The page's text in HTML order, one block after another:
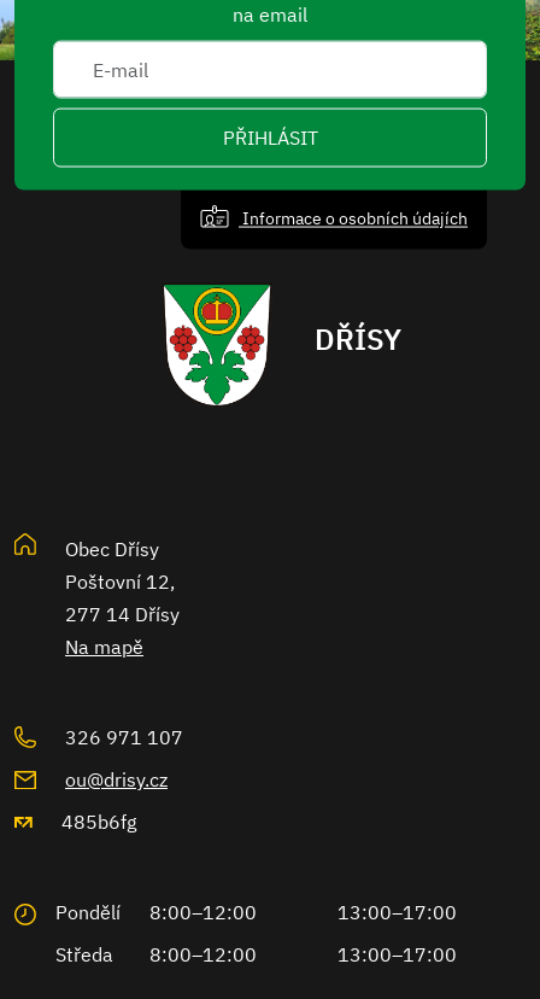
na email
PŘIHLÁSIT
Informace o osobních údajích
DŘÍSY
Obec Dřísy
Poštovní 12,
277 14 Dřísy
Na mapě
326 971 107
ou@drisy.cz
485b6fg
Pondělí 8:00–12:00
13:00–17:00
Středa
8:00–12:00 13:00–17:00